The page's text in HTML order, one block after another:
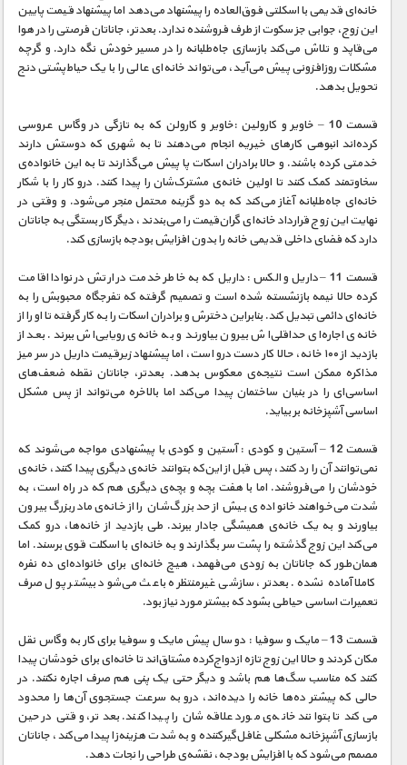
خانه‌ای قدیمی با اسکلتی فوق‌العاده را پیشنهاد می‌دهد اما پیشنهاد قیمت پایین
این زوج، جوابی جز سکوت از طرف فروشنده ندارد. بعدتر، جاناتان فرصتی را در هوا
می‌قاپد و تلاش می‌کند بازسازی جاه‌طلبانه را در مسیر خودش نگه دارد. و گرچه
مشکلات روزافزونی پیش می‌آید، می‌تواند خانه‌ای عالی را با یک حیاط‌پشتی دنج
تحویل بدهد.
قسمت 10 – خاویر و کارولین :خاویر و کارولن که به تازگی در وگاس عروسی
کرده‌اند انبوهی کارهای خیریه انجام می‌دهند تا به شهری که دوستش دارند
خدمتی کرده باشند. و حالا برادران اسکات پا پیش می‌گذارند تا به این خانواده‌ی
سخاوتمند کمک کنند تا اولین خانه‌ی مشترک‌شان را پیدا کنند. درو کار را با شکار
خانه‌ای جاه‌طلبانه آغاز می‌کند که به دو گزینه‌ محتمل منجر می‌شود. و وقتی در
نهایت این زوج قرارداد خانه‌ای گران‌قیمت را می‌بندند، دیگر کار بستگی به جاناتان
دارد که فضای داخلی قدیمی خانه را بدون افزایش بودجه بازسازی کند.
قسمت 11 – داریل و الکس : داریل که به خاطر خدمت در ارتش در نوادا اقامت
کرده حالا نیمه بازنشسته شده است و تصمیم گرفته که تفرجگاه محبوبش را به
خانه‌ای دائمی تبدیل کند. بنابراین دخترش و برادران اسکات را به کار گرفته تا او را از
خانه‌ی اجاره‌ای حداقلی‌اش بیرون بیاورند و به خانه‌ی رویایی‌اش ببرند. بعد از
بازدید از ۱۰۰ خانه، حالا کار دست درو است، اما پیشنهاد زیرقیمت داریل در سر میز
مذاکره ممکن است نتیجه‌ی معکوس بدهد. بعدتر، جاناتان نقطه ضعف‌های
اساسی‌ای را در بنیان ساختمان پیدا می‌کند اما بالاخره می‌تواند از پس مشکل
اساسی آشپزخانه بر بیاید.
قسمت 12 – آستین و کودی : آستین و کودی با پیشنهادی مواجه می‌شوند که
نمی‌توانند آن را رد کنند، پس قبل از این‌که بتوانند خانه‌ی دیگری پیدا کنند، خانه‌ی
خودشان را می‌فروشند. اما با هفت بچه و بچه‌ی دیگری هم که در راه است، به
شدت می‌خواهند خانواده‌ی بیش از حد بزرگ‌شان را از خانه‌ی مادربزرگ بیرون
بیاورند و به یک خانه‌ی همیشگی جادار ببرند. طی بازدید از خانه‌ها، درو کمک
می‌کند این زوج گذشته را پشت سر بگذارند و به خانه‌ای با اسکلت قوی برسند. اما
همان‌طور که جاناتان به زودی می‌فهمد، هیچ خانه‌ای برای خانواده‌ای ده نفره
کاملا آماده‌ نشده. بعدتر، سازشی غیرمنتظره باعث می‌شود بیشتر پول صرف
تعمیرات اساسی حیاطی بشود که بیشتر مورد نیاز بود.
قسمت 13 – مایک و سوفیا : دو سال پیش مایک و سوفیا برای کار به وگاس نقل
مکان کردند و حالا این زوج تازه ازدواج‌کرده مشتاق‌اند تا خانه‌ای برای خودشان پیدا
کنند که مناسب سگ‌ها هم باشد و دیگر حتی یک پنی هم صرف اجاره نکنند. در
حالی که پیشتر ده‌ها خانه را دیده‌اند، درو به سرعت جستجوی آن‌ها را محدود
می‌کند تا بتوانند خانه‌ی مورد علاقه‌شان را پیدا کنند. بعدتر، وقتی در حین
بازسازی آشپزخانه مشکلی غافل‌گیرکننده و به شدت هزینه‌زا پیدا می‌کند، جاناتان
مصمم می‌شود که با افزایش بودجه، نقشه‌ی طراحی را نجات دهد.